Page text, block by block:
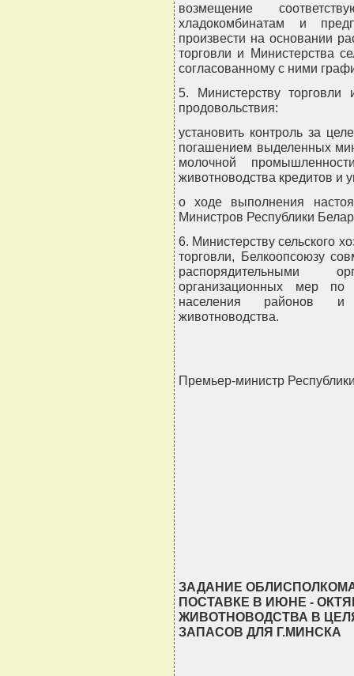
возмещение
хладокомбинатам и
произвести на основании
торговли и Министерства
согласованному с ними
5. Министерству торговли
продовольствия:
установить контроль за
погашением выделенных
молочной
животноводства кредитов и
о ходе выполнения
Министров Республики
6. Министерству сельского
торговли, Белкоопсоюзу
распорядительными
организационных мер по
населения районов и
животноводства.
Премьер-министр
ЗАДАНИЕ
ПОСТАВКЕ В ИЮНЕ -
ЖИВОТНОВОДСТВА В
ЗАПАСОВ ДЛЯ Г.МИНСКА